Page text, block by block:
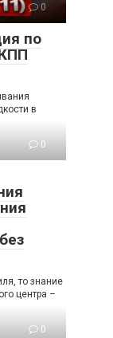
0
по
в
0
то знание
центра –
0